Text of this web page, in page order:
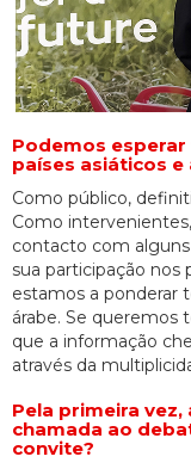
Podemos
países asiáticos e
Como público,
Como
contacto com
sua participação nos
estamos a ponderar
árabe. Se
que a informação
através da
Pela primeira
chamada ao
convite?